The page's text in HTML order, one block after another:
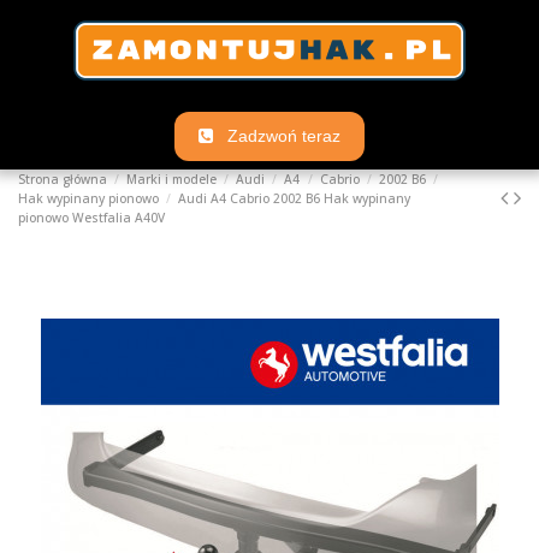
Zadzwoń teraz
Strona główna Marki i modele Audi A4 Cabrio
2002 B6
Hak wypinany pionowo
Audi A4 Cabrio 2002 B6 Hak wypinany
pionowo Westfalia A40V